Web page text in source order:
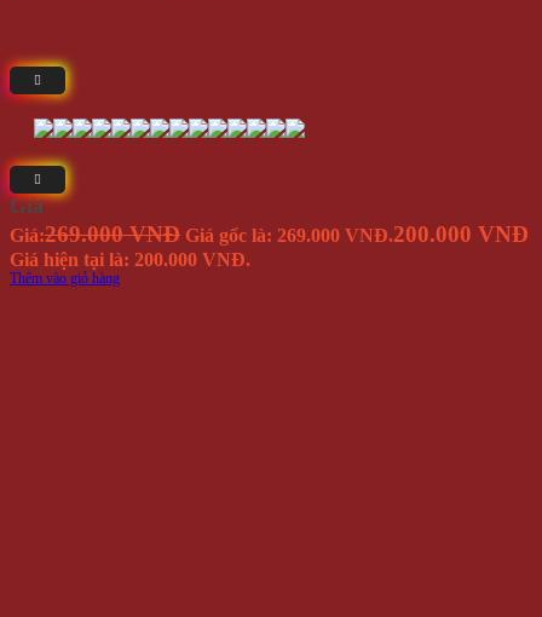
Giá
Giá:269.000 VNĐ Giá gốc là: 269.000 VNĐ.200.000 VNĐ
Giá hiện tại là: 200.000 VNĐ.
Thêm vào giỏ hàng